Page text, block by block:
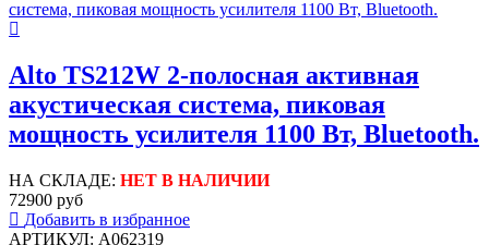
Alto TS212W 2-полосная активная
акустическая система, пиковая
мощность усилителя 1100 Вт, Bluetooth.
НА СКЛАДЕ: НЕТ В НАЛИЧИИ
72900 руб
Добавить в избранное
АРТИКУЛ: A062319